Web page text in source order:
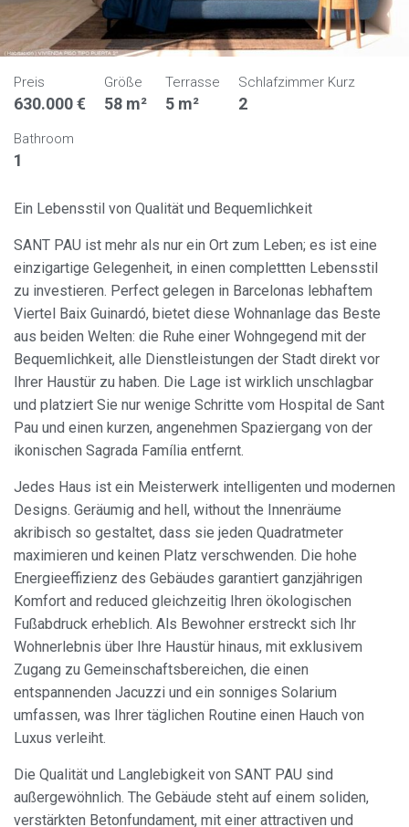
Preis
630.000 €
Größe
58 m²
Terrasse
5 m²
Schlafzimmer Kurz
2
Bathroom
1
Ein Lebensstil von Qualität und Bequemlichkeit
SANT PAU ist mehr als nur ein Ort zum Leben; es ist eine
einzigartige Gelegenheit, in einen complettten Lebensstil
zu investieren. Perfect gelegen in Barcelonas lebhaftem
Viertel Baix Guinardó, bietet diese Wohnanlage das Beste
aus beiden Welten: die Ruhe einer Wohngegend mit der
Bequemlichkeit, alle Dienstleistungen der Stadt direkt vor
Ihrer Haustür zu haben. Die Lage ist wirklich unschlagbar
und platziert Sie nur wenige Schritte vom Hospital de Sant
Pau und einen kurzen, angenehmen Spaziergang von der
ikonischen Sagrada Família entfernt.
Jedes Haus ist ein Meisterwerk intelligenten und modernen
Designs. Geräumig and hell, without the Innenräume
akribisch so gestaltet, dass sie jeden Quadratmeter
maximieren und keinen Platz verschwenden. Die hohe
Energieeffizienz des Gebäudes garantiert ganzjährigen
Komfort and reduced gleichzeitig Ihren ökologischen
Fußabdruck erheblich. Als Bewohner erstreckt sich Ihr
Wohnerlebnis über Ihre Haustür hinaus, mit exklusivem
Zugang zu Gemeinschaftsbereichen, die einen
entspannenden Jacuzzi und ein sonniges Solarium
umfassen, was Ihrer täglichen Routine einen Hauch von
Luxus verleiht.
Die Qualität und Langlebigkeit von SANT PAU sind
außergewöhnlich. The Gebäude steht auf einem soliden,
verstärkten Betonfundament, mit einer attractiven und
Cookies ändern
Diese Website verwendet eigene Cookies, um
Informationen zu sammeln, um unsere Dienste zu
verbessern. Wenn Sie weiter surfen, akzeptieren Sie deren
Installation. Der Benutzer hat die Möglichkeit, seinen
Browser zu konfigurieren und auf Wunsch zu verhindern,
dass er auf seiner Festplatte installiert wird, obwohl er
Navigieren auf der Website führen kann.
Analytik und Anpassung